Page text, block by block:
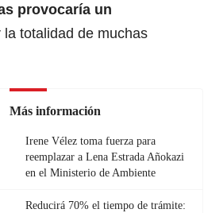
provocaría un
totalidad de muchas
Más información
Irene Vélez toma fuerza para
reemplazar a Lena Estrada Añokazi
en el Ministerio de Ambiente
Reducirá 70% el tiempo de trámite: